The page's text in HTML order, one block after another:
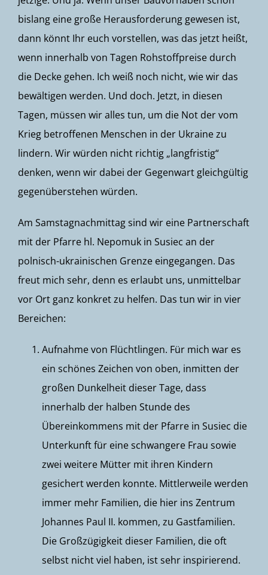
bislang eine große Herausforderung gewesen ist,
dann könnt Ihr euch vorstellen, was das jetzt heißt,
wenn innerhalb von Tagen Rohstoffpreise durch
die Decke gehen. Ich weiß noch nicht, wie wir das
bewältigen werden. Und doch. Jetzt, in diesen
Tagen, müssen wir alles tun, um die Not der vom
Krieg betroffenen Menschen in der Ukraine zu
lindern. Wir würden nicht richtig „langfristig“
denken, wenn wir dabei der Gegenwart gleichgültig
gegenüberstehen würden.
Am Samstagnachmittag sind wir eine Partnerschaft
mit der Pfarre hl. Nepomuk in Susiec an der
polnisch-ukrainischen Grenze eingegangen. Das
freut mich sehr, denn es erlaubt uns, unmittelbar
vor Ort ganz konkret zu helfen. Das tun wir in vier
Bereichen:
Aufnahme von Flüchtlingen. Für mich war es
ein schönes Zeichen von oben, inmitten der
großen Dunkelheit dieser Tage, dass
innerhalb der halben Stunde des
Übereinkommens mit der Pfarre in Susiec die
Unterkunft für eine schwangere Frau sowie
zwei weitere Mütter mit ihren Kindern
gesichert werden konnte. Mittlerweile werden
immer mehr Familien, die hier ins Zentrum
Johannes Paul II. kommen, zu Gastfamilien.
Die Großzügigkeit dieser Familien, die oft
selbst nicht viel haben, ist sehr inspirierend.